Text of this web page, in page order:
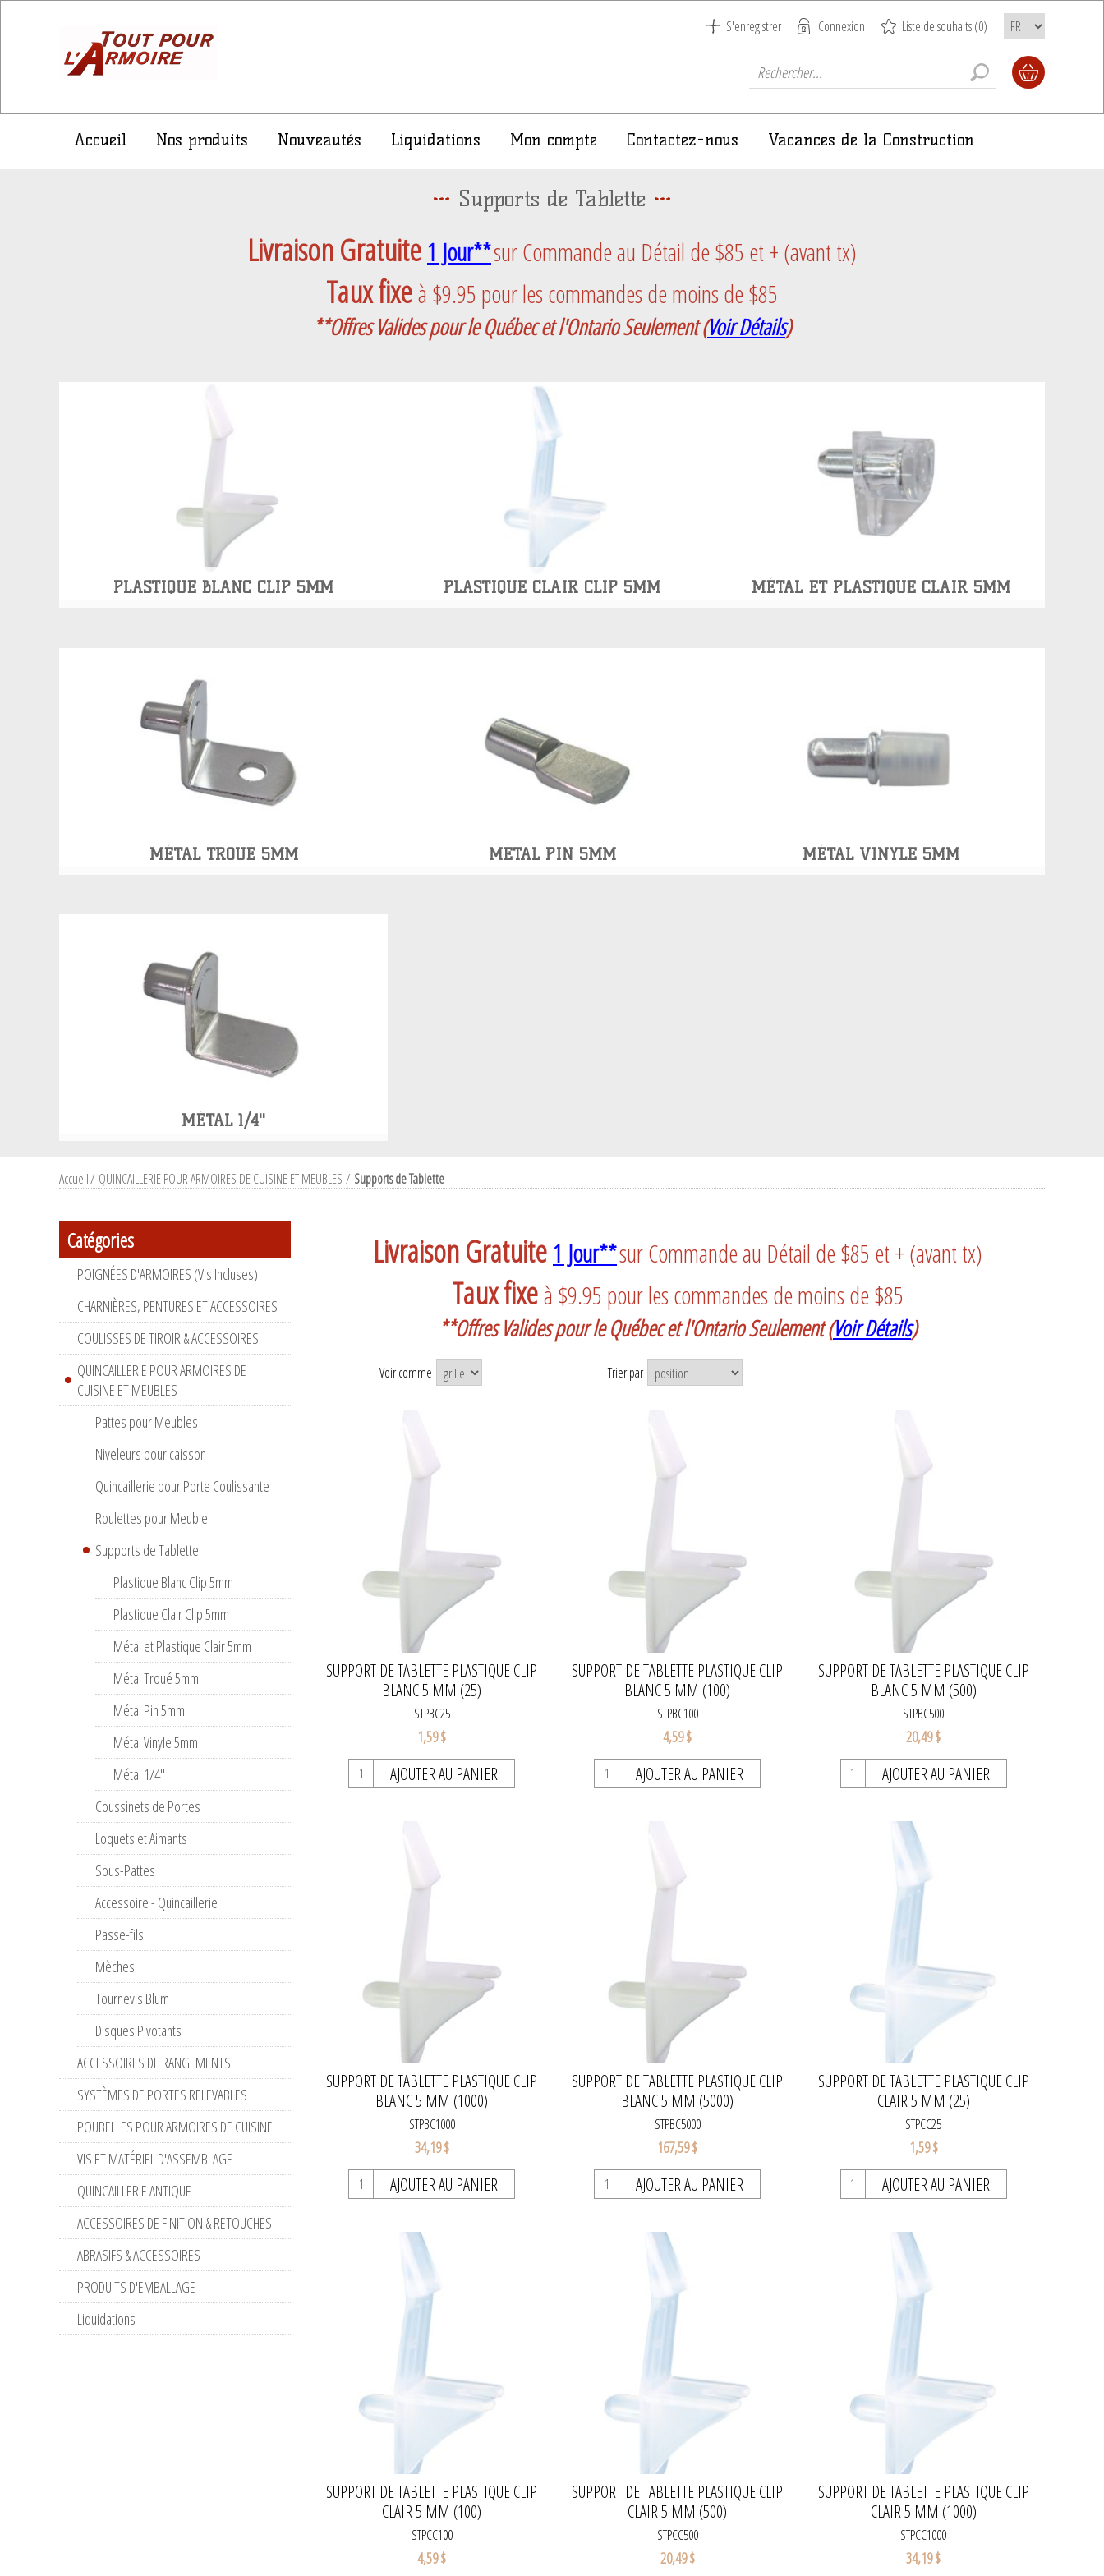
S'enregistrer Connexion Liste de souhaits(0)
Accueil Nos produits Nouveautés Liquidations Mon compte Contactez-nous Vacances de la Construction
Supports de Tablette
Livraison Gratuite 1 Jour**sur Commande au Détail de $85 et + (avant tx)
Taux fixeà $9.95 pour les commandes de moins de $85
**Offres Valides pour le Québec et l'Ontario Seulement(Voir Détails)
PLASTIQUE BLANC CLIP 5MM PLASTIQUE CLAIR CLIP 5MM MÉTAL ET PLASTIQUE CLAIR 5MM
MÉTAL TROUÉ 5MM MÉTAL PIN 5MM MÉTAL VINYLE 5MM
MÉTAL 1/4''
Accueil/ QUINCAILLERIE POUR ARMOIRES DE CUISINE ET MEUBLES / Supports de Tablette
Livraison Gratuite 1 Jour**sur Commande au Détail de $85 et + (avant tx)
Taux fixeà $9.95 pour les commandes de moins de $85
**Offres Valides pour le Québec et l'Ontario Seulement(Voir Détails)
Voir comme Trier par
SUPPORT DE TABLETTE PLASTIQUE CLIP
BLANC 5 MM (25)
STPBC25
1,59 $
AJOUTER AU PANIER
SUPPORT DE TABLETTE PLASTIQUE CLIP
BLANC 5 MM (100)
STPBC100
4,59 $
AJOUTER AU PANIER
SUPPORT DE TABLETTE PLASTIQUE CLIP
BLANC 5 MM (500)
STPBC500
20,49 $
AJOUTER AU PANIER
SUPPORT DE TABLETTE PLASTIQUE CLIP
BLANC 5 MM (1000)
STPBC1000
34,19 $
AJOUTER AU PANIER
SUPPORT DE TABLETTE PLASTIQUE CLIP
BLANC 5 MM (5000)
STPBC5000
167,59 $
AJOUTER AU PANIER
SUPPORT DE TABLETTE PLASTIQUE CLIP
CLAIR 5 MM (25)
STPCC25
1,59 $
AJOUTER AU PANIER
SUPPORT DE TABLETTE PLASTIQUE CLIP
CLAIR 5 MM (100)
STPCC100
4,59 $
SUPPORT DE TABLETTE PLASTIQUE CLIP
CLAIR 5 MM (500)
STPCC500
20,49 $
SUPPORT DE TABLETTE PLASTIQUE CLIP
CLAIR 5 MM (1000)
STPCC1000
34,19 $
Catégories
POIGNÉES D'ARMOIRES (Vis Incluses)
CHARNIÈRES, PENTURES ET ACCESSOIRES
COULISSES DE TIROIR & ACCESSOIRES
QUINCAILLERIE POUR ARMOIRES DE
CUISINE ET MEUBLES
Pattes pour Meubles
Niveleurs pour caisson
Quincaillerie pour Porte Coulissante
Roulettes pour Meuble
Supports de Tablette
Plastique Blanc Clip 5mm
Plastique Clair Clip 5mm
Métal et Plastique Clair 5mm
Métal Troué 5mm
Métal Pin 5mm
Métal Vinyle 5mm
Métal 1/4''
Coussinets de Portes
Loquets et Aimants
Sous-Pattes
Accessoire - Quincaillerie
Passe-fils
Mèches
Tournevis Blum
Disques Pivotants
ACCESSOIRES DE RANGEMENTS
SYSTÈMES DE PORTES RELEVABLES
POUBELLES POUR ARMOIRES DE CUISINE
VIS ET MATÉRIEL D'ASSEMBLAGE
QUINCAILLERIE ANTIQUE
ACCESSOIRES DE FINITION & RETOUCHES
ABRASIFS & ACCESSOIRES
PRODUITS D'EMBALLAGE
Liquidations